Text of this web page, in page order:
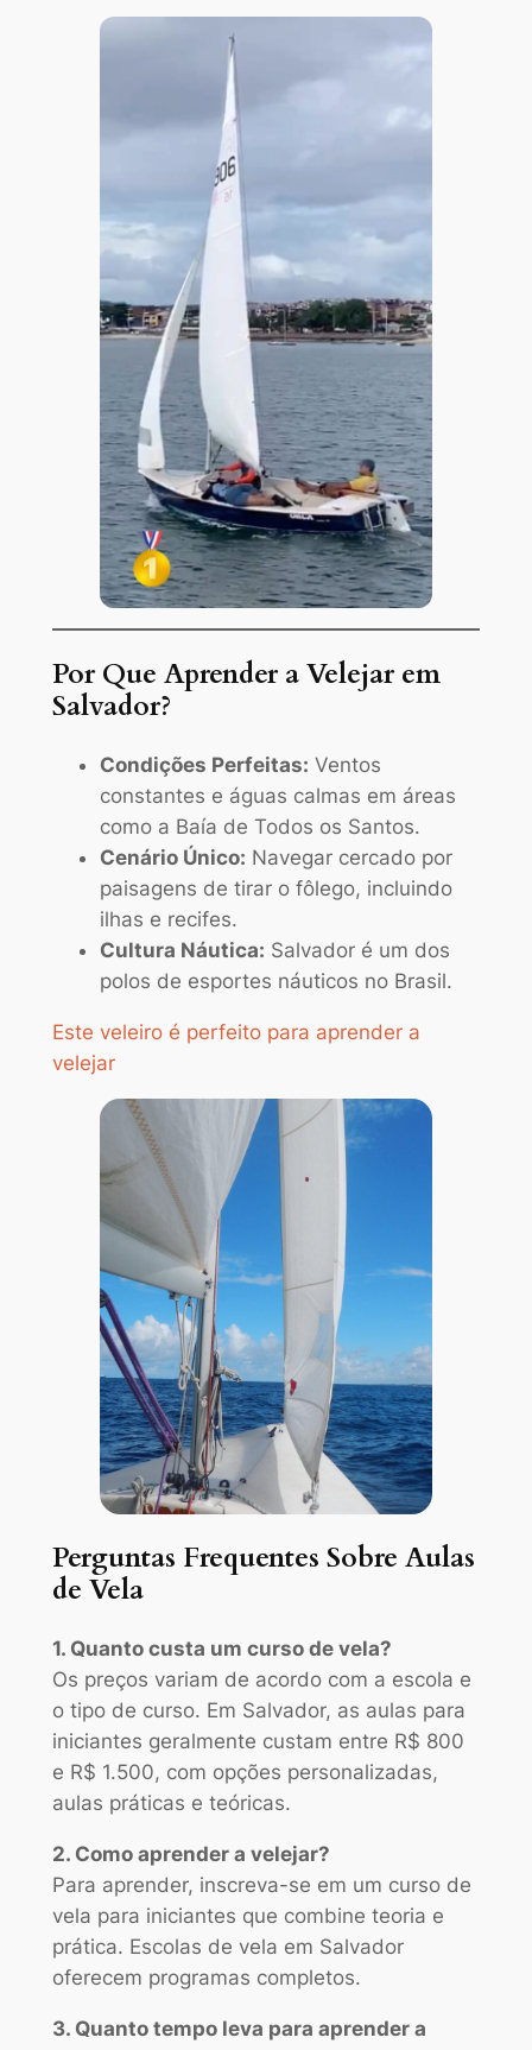
Por Que Aprender a Velejar em
Salvador?
Condições Perfeitas: Ventos
constantes e águas calmas em áreas
como a Baía de Todos os Santos.
Cenário Único: Navegar cercado por
paisagens de tirar o fôlego, incluindo
ilhas e recifes.
Cultura Náutica: Salvador é um dos
polos de esportes náuticos no Brasil.
Este veleiro é perfeito para aprender a
velejar
Perguntas Frequentes Sobre Aulas
de Vela
1. Quanto custa um curso de vela?
Os preços variam de acordo com a escola e
o tipo de curso. Em Salvador, as aulas para
iniciantes geralmente custam entre R$ 800
e R$ 1.500, com opções personalizadas,
aulas práticas e teóricas.
2. Como aprender a velejar?
Para aprender, inscreva-se em um curso de
vela para iniciantes que combine teoria e
prática. Escolas de vela em Salvador
oferecem programas completos.
3. Quanto tempo leva para aprender a